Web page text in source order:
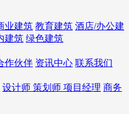
业建筑 教育建筑 酒店/办公建
建筑 绿色建筑
作伙伴 资讯中心 联系我们
设计师 策划师 项目经理 商务